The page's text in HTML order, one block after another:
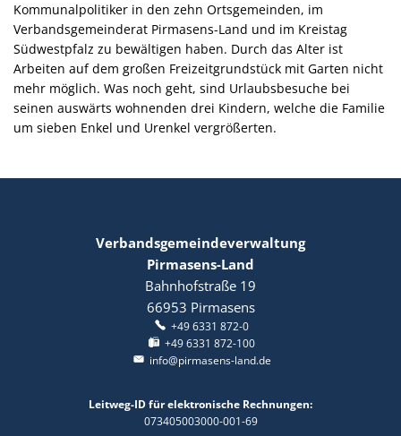
Kommunalpolitiker in den zehn Ortsgemeinden, im
Verbandsgemeinderat Pirmasens-Land und im Kreistag
Südwestpfalz zu bewältigen haben. Durch das Alter ist
Arbeiten auf dem großen Freizeitgrundstück mit Garten nicht
mehr möglich. Was noch geht, sind Urlaubsbesuche bei
seinen auswärts wohnenden drei Kindern, welche die Familie
um sieben Enkel und Urenkel vergrößerten.
Verbandsgemeindeverwaltung
Pirmasens-Land
Bahnhofstraße 19
66953 Pirmasens
+49 6331 872-0
+49 6331 872-100
info@pirmasens-land.de
Leitweg-ID für elektronische Rechnungen:
073405003000-001-69